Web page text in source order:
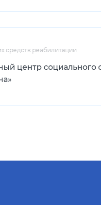
средств реабилитации
центр социального